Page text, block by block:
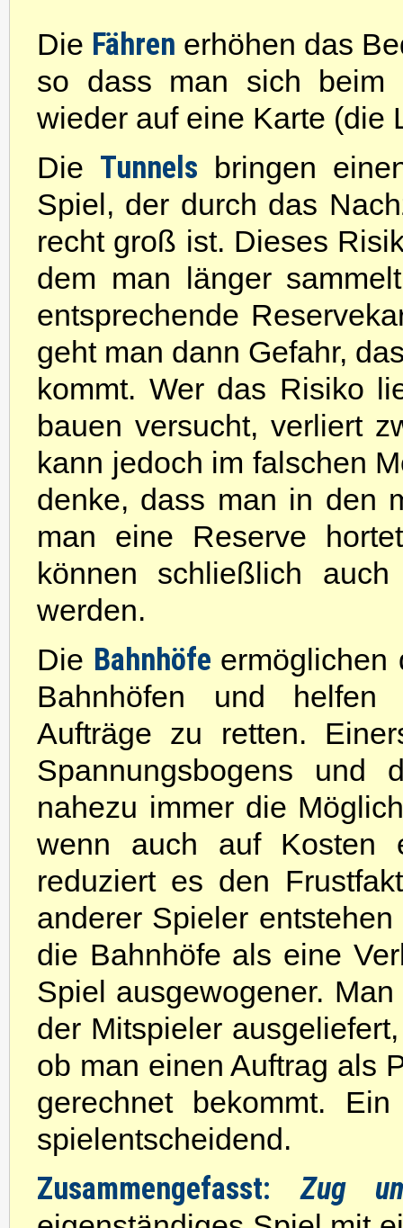
Die Fähren erhöhen das
so dass man sich beim
wieder auf eine Karte (die
Die Tunnels bringen
Spiel, der durch das
recht groß ist. Dieses
dem man länger
entsprechende
geht man dann Gefahr,
kommt. Wer das Risiko
bauen versucht, verliert
kann jedoch im falschen
denke, dass man in den
man eine Reserve
können schließlich
werden.
Die Bahnhöfe ermöglichen
Bahnhöfen und helfen
Aufträge zu retten.
Spannungsbogens und
nahezu immer die
wenn auch auf Kosten
reduziert es den
anderer Spieler
die Bahnhöfe als eine
Spiel ausgewogener.
der Mitspieler
ob man einen Auftrag als
gerechnet bekommt.
spielentscheidend.
Zusammengefasst: Zug